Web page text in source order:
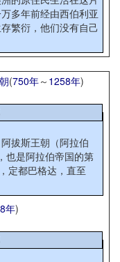
多年前经由西伯利亚
繁衍，他们没有自己
(750年～ 1258年)
拔斯王朝（阿拉伯
定都巴格达，直至
年)